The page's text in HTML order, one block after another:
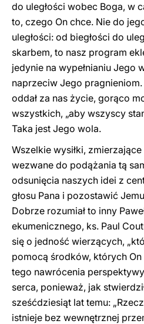
do uległości wobec Boga, w
to, czego On chce. Nie do
uległości: od biegłości do
skarbem, to nasz program
jedynie na wypełnianiu Jego
naprzeciw Jego
oddał za nas życie, gorąco
wszystkich, „aby wszyscy
Taka jest Jego wola.
Wszelkie wysiłki,
wezwane do podążania tą
odsunięcia naszych idei z
głosu Pana i pozostawić
Dobrze rozumiał to inny
ekumenicznego, ks. Paul
się o jedność wierzących,
pomocą środków, których
tego nawrócenia
serca, ponieważ, jak
sześćdziesiąt lat temu:
istnieje bez wewnętrznej